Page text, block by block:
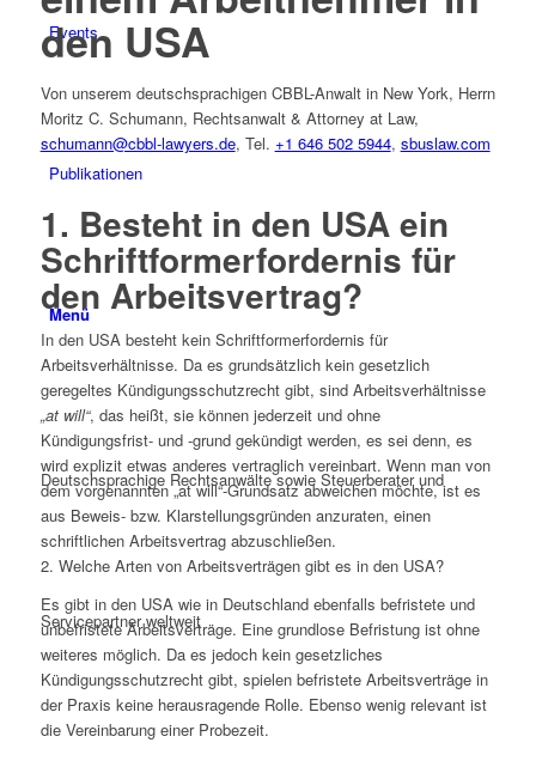
Events
Publikationen
Menü
Deutschsprachige Rechtsanwälte sowie Steuerberater und
Servicepartner weltweit
den USA
Von unserem deutschsprachigen CBBL-Anwalt in New York, Herrn
Moritz C. Schumann, Rechtsanwalt & Attorney at Law,
schumann@cbbl-lawyers.de, Tel. +1 646 502 5944, sbuslaw.com
1. Besteht in den USA ein
Schriftformerfordernis für
den Arbeitsvertrag?
In den USA besteht kein Schriftformerfordernis für
Arbeitsverhältnisse. Da es grundsätzlich kein gesetzlich
geregeltes Kündigungsschutzrecht gibt, sind Arbeitsverhältnisse
„at will“, das heißt, sie können jederzeit und ohne
Kündigungsfrist- und -grund gekündigt werden, es sei denn, es
wird explizit etwas anderes vertraglich vereinbart. Wenn man von
dem vorgenannten „at will“-Grundsatz abweichen möchte, ist es
aus Beweis- bzw. Klarstellungsgründen anzuraten, einen
schriftlichen Arbeitsvertrag abzuschließen.
2. Welche Arten von Arbeitsverträgen gibt es in den USA?
Es gibt in den USA wie in Deutschland ebenfalls befristete und
unbefristete Arbeitsverträge. Eine grundlose Befristung ist ohne
weiteres möglich. Da es jedoch kein gesetzliches
Kündigungsschutzrecht gibt, spielen befristete Arbeitsverträge in
der Praxis keine herausragende Rolle. Ebenso wenig relevant ist
die Vereinbarung einer Probezeit.